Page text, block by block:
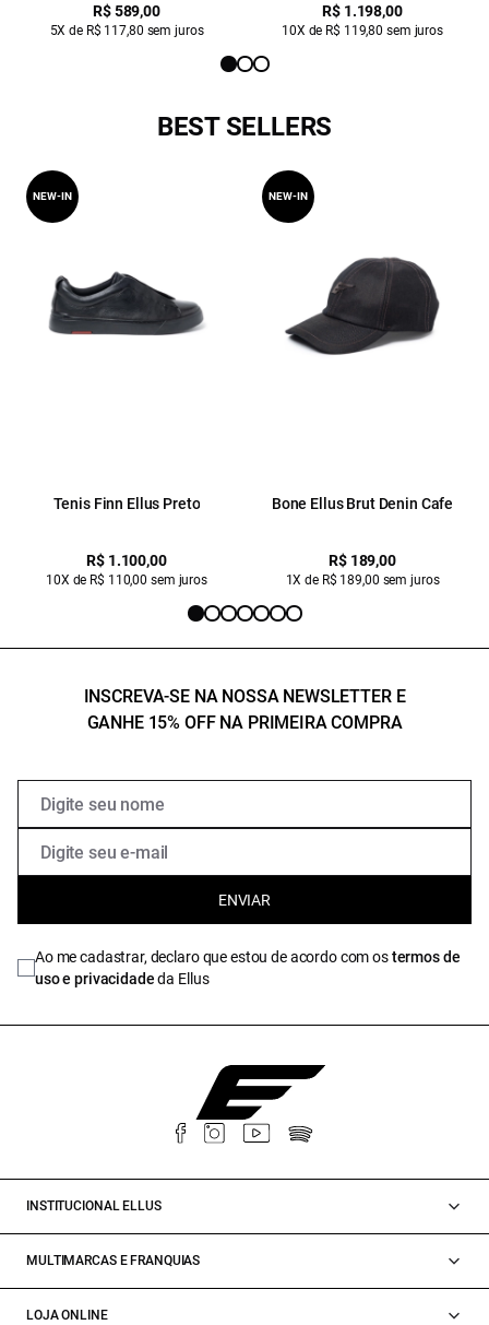
R$ 589,00
5X de R$ 117,80 sem juros
R$ 1.198,00
10X de R$ 119,80 sem juros
BEST SELLERS
Tenis Finn Ellus Preto
R$ 1.100,00
10X de R$ 110,00 sem juros
NEW-IN
Bone Ellus Brut Denin Cafe
R$ 189,00
1X de R$ 189,00 sem juros
NEW-IN
INSCREVA-SE NA NOSSA NEWSLETTER E
GANHE 15% OFF NA PRIMEIRA COMPRA
ENVIAR
Ao me cadastrar, declaro que estou de acordo com ostermos de
uso e privacidadeda Ellus
INSTITUCIONAL ELLUS
MULTIMARCAS E FRANQUIAS
LOJA ONLINE